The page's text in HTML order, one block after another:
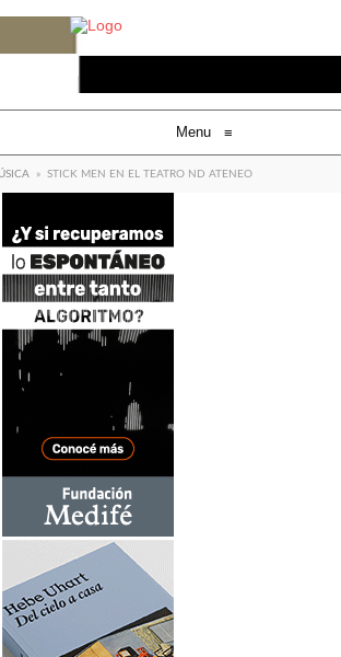
Menu ≡
» STICK MEN EN EL TEATRO ND ATENEO